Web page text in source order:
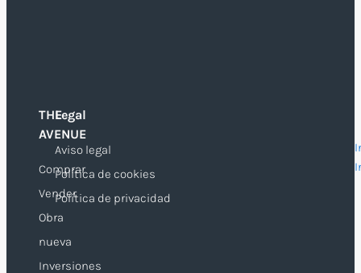
THE
AVENUE
Comprar
Vender
Obra
nueva
Inversiones
Legal
Aviso legal
Política de cookies
Política de privacidad